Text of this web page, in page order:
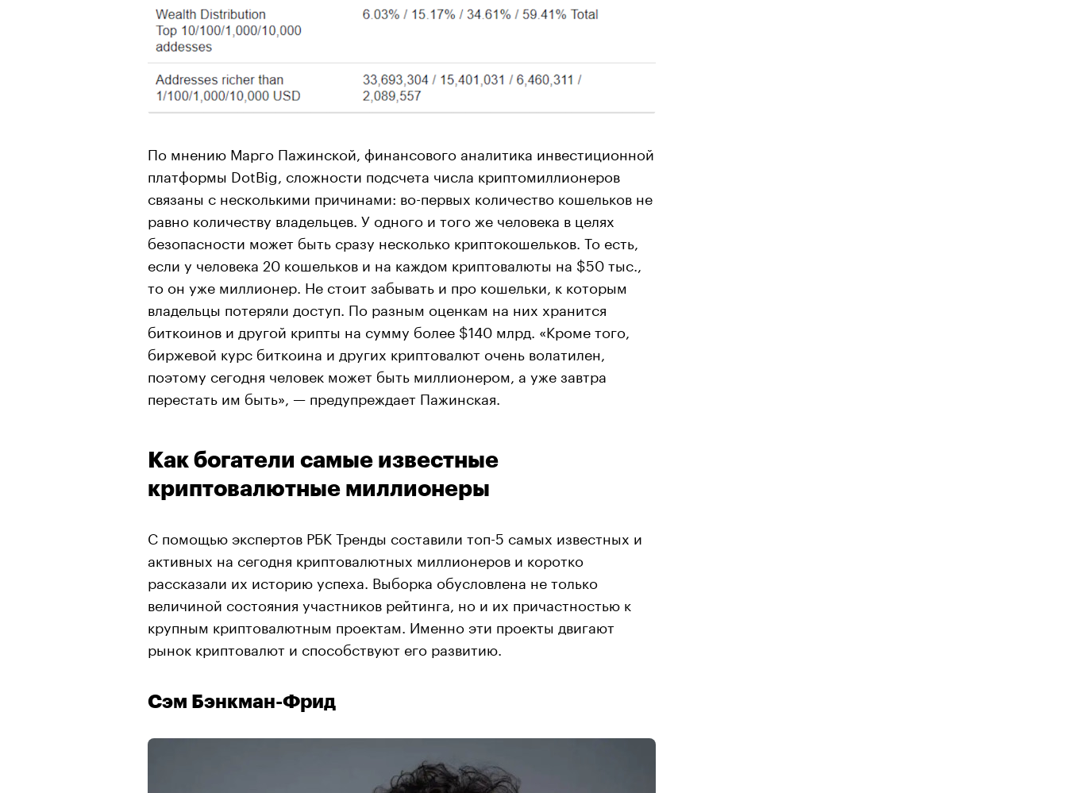
По мнению Марго Пажинской, финансового аналитика инвестиционной
платформы DotBig, сложности подсчета числа криптомиллионеров
связаны с несколькими причинами: во-первых количество кошельков не
равно количеству владельцев. У одного и того же человека в целях
безопасности может быть сразу несколько криптокошельков. То есть,
если у человека 20 кошельков и на каждом криптовалюты на $50 тыс.,
то он уже миллионер. Не стоит забывать и про кошельки, к которым
владельцы потеряли доступ. По разным оценкам на них хранится
биткоинов и другой крипты на сумму более $140 млрд. «Кроме того,
биржевой курс биткоина и других криптовалют очень волатилен,
поэтому сегодня человек может быть миллионером, а уже завтра
перестать им быть», — предупреждает Пажинская.
Как богатели самые известные
криптовалютные миллионеры
С помощью экспертов РБК Тренды составили топ-5 самых известных и
активных на сегодня криптовалютных миллионеров и коротко
рассказали их историю успеха. Выборка обусловлена не только
величиной состояния участников рейтинга, но и их причастностью к
крупным криптовалютным проектам. Именно эти проекты двигают
рынок криптовалют и способствуют его развитию.
Сэм Бэнкман-Фрид